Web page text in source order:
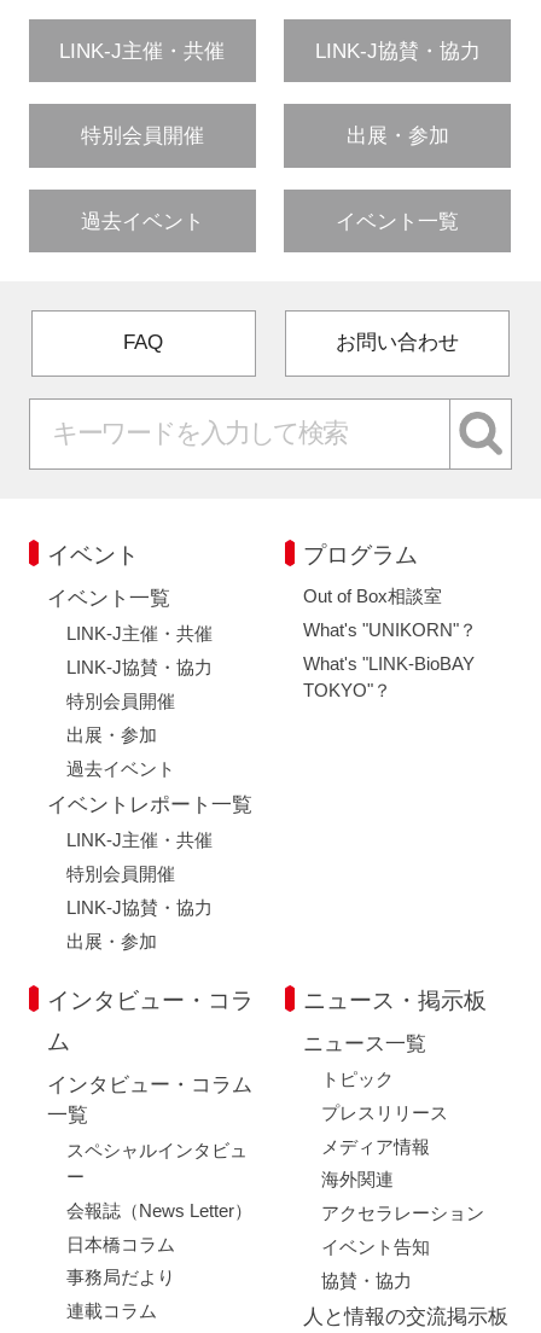
LINK-J主催・共催 LINK-J協賛・協力
特別会員開催 出展・参加
過去イベント イベント一覧
FAQ お問い合わせ
イベント
イベント一覧
LINK-J主催・共催
LINK-J協賛・協力
特別会員開催
出展・参加
過去イベント
イベントレポート一覧
LINK-J主催・共催
特別会員開催
LINK-J協賛・協力
出展・参加
プログラム
Out of Box相談室
What's "UNIKORN"？
What's "LINK-BioBAY
TOKYO"？
インタビュー・コラ
ム
インタビュー・コラム
一覧
スペシャルインタビュ
ー
会報誌（News Letter）
日本橋コラム
事務局だより
連載コラム
ニュース・掲示板
ニュース一覧
トピック
プレスリリース
メディア情報
海外関連
アクセラレーション
イベント告知
協賛・協力
人と情報の交流掲示板